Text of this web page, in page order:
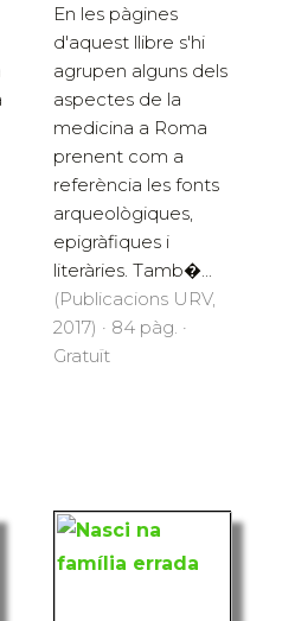
En les pàgines
d'aquest llibre s'hi
agrupen alguns dels
aspectes de la
medicina a Roma
prenent com a
referència les fonts
arqueològiques,
epigràfiques i
literàries. Tamb�...
(Publicacions URV,
2017) · 84 pàg. ·
Gratuït